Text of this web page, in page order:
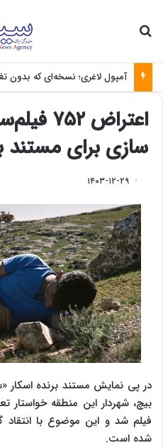
آمپول لاغری؛ نسخه‌ای که بدون
اعتراض
سازی برای مستند
۱۴۰۳-۱۲-۲۹
در پی نمایش مستند برنده
بیچ، شهردار این منطقه
فیلم شد و این موضوع با انتقاد
شده است.